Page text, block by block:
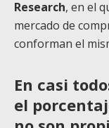
Research, en el
mercado de
conforman el
En casi
el